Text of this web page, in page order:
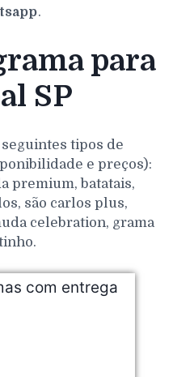
.
para
SP
tipos de
e preços):
premium, batatais,
são carlos plus,
celebration, grama